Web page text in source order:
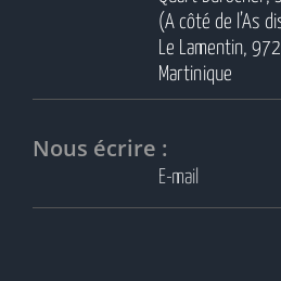
(A côté de l’As
Le Lamentin,
Martinique
Nous écrire :
E-mail